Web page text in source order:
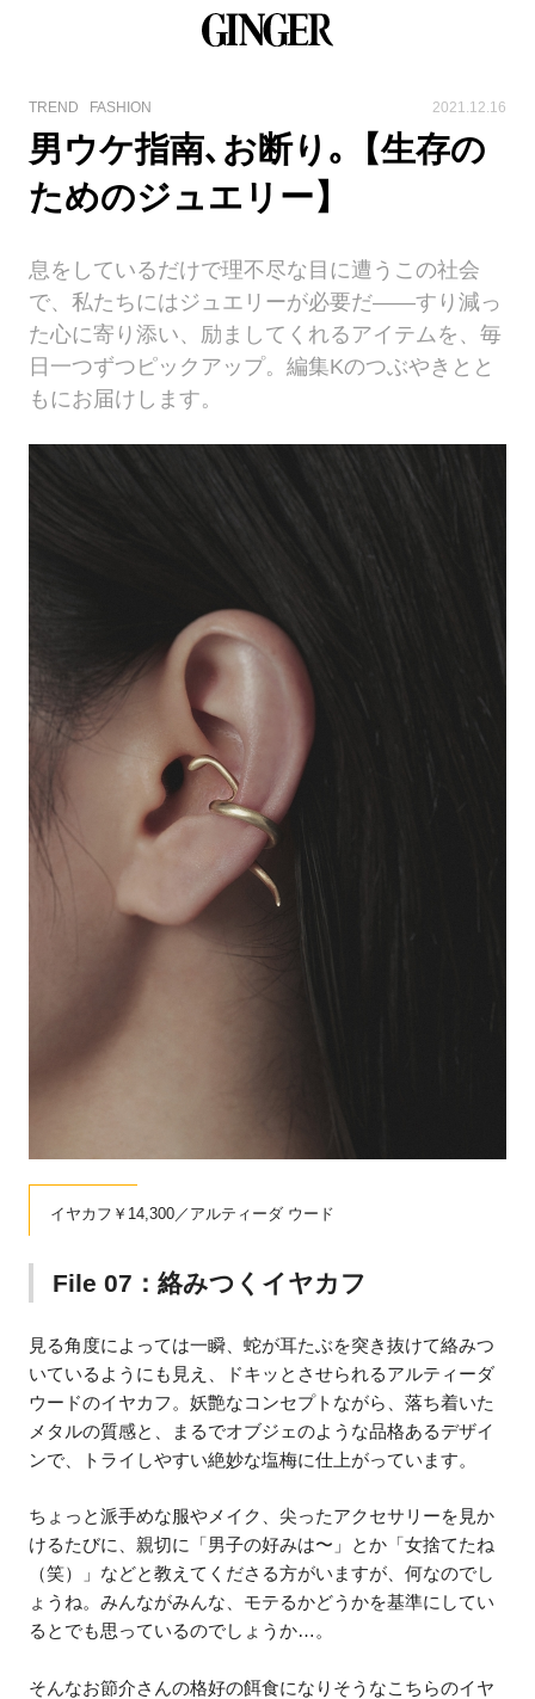
TREND FASHION 2021.12.16
男ウケ指南､お断り｡【生存の
ためのジュエリー】
息をしているだけで理不尽な目に遭うこの社会
で、私たちにはジュエリーが必要だ――すり減っ
た心に寄り添い、励ましてくれるアイテムを、毎
日一つずつピックアップ。編集Kのつぶやきとと
もにお届けします。
イヤカフ￥14,300／アルティーダ ウード
File 07：絡みつくイヤカフ
見る角度によっては一瞬、蛇が耳たぶを突き抜けて絡みつ
いているようにも見え、ドキッとさせられるアルティーダ
ウードのイヤカフ。妖艶なコンセプトながら、落ち着いた
メタルの質感と、まるでオブジェのような品格あるデザイ
ンで、トライしやすい絶妙な塩梅に仕上がっています。
ちょっと派手めな服やメイク、尖ったアクセサリーを見か
けるたびに、親切に「男子の好みは〜」とか「女捨てたね
（笑）」などと教えてくださる方がいますが、何なのでし
ょうね。みんながみんな、モテるかどうかを基準にしてい
るとでも思っているのでしょうか…。
そんなお節介さんの格好の餌食になりそうなこちらのイヤ